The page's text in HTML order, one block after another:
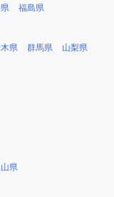
福島県
県 群馬県 山梨県
県